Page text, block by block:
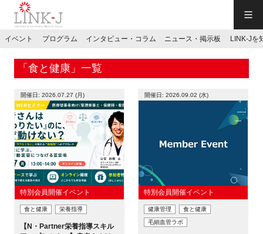
特別会員専用メニュー
施設ご予約
お問い合わせ
イベント プログラム インタビュー・コラム ニュース・掲示板 LINK-Jを
「食と健康」一覧
開催日: 2026.07.27 (月)
特別会員開催イベント
食と健康 栄養指導
【N・Partner栄養指導スキル
開催日: 2026.09.02 (水)
特別会員開催イベント
健康管理
食と健康
毛細血管ラボ